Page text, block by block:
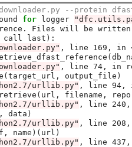
--protein
for logger
Files will be
call last ) :
, line 169, in
(
, line 74, in
(target_url, output_file )
urllib.py" , line 94,
( url, filename,
urllib.py" , line
data)
urllib.py" , line 208,
name)( url )
urllib.py" , line 437,